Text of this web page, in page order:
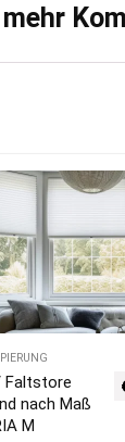
Faltstore
nach Maß
M